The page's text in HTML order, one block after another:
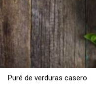
Puré de verduras casero